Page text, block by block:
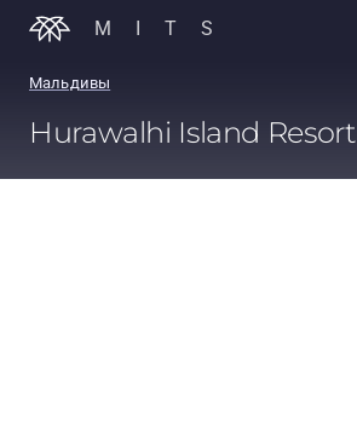
MITS
Мальдивы
Hurawalhi Island Resort